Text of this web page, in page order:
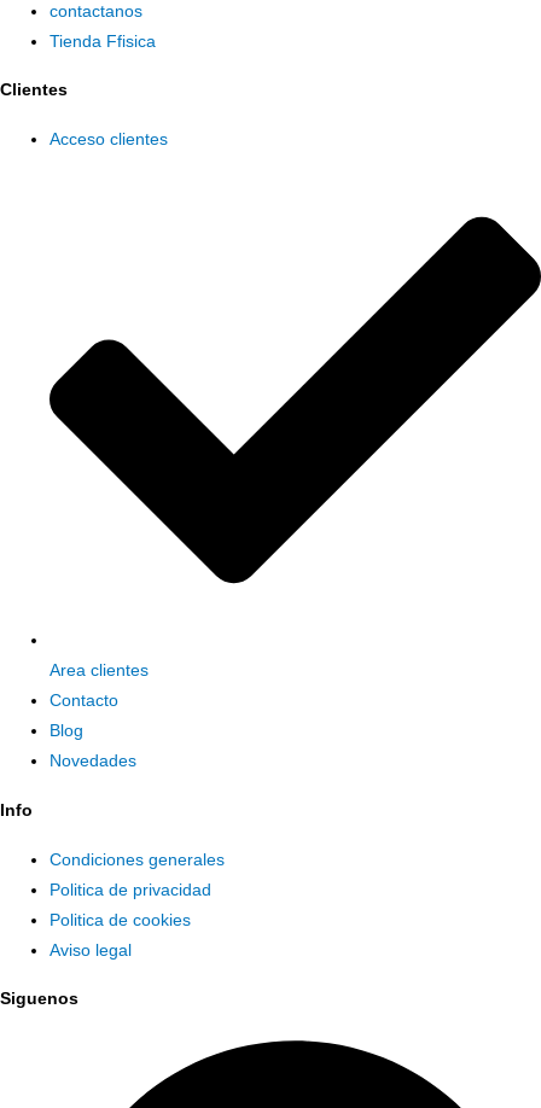
contactanos
Tienda Ffisica
Clientes
Acceso clientes
Area clientes
Contacto
Blog
Novedades
Info
Condiciones generales
Politica de privacidad
Politica de cookies
Aviso legal
Siguenos